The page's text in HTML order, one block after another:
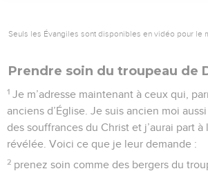
Seuls les Évangiles sont disponibles en vidéo pour le
Prendre soin du troupeau de
1 Je m’adresse maintenant à ceux qui,
anciens d’Église. Je suis ancien moi
des souffrances du Christ et j’aurai part
révélée. Voici ce que je leur demande :
2 prenez soin comme des bergers du